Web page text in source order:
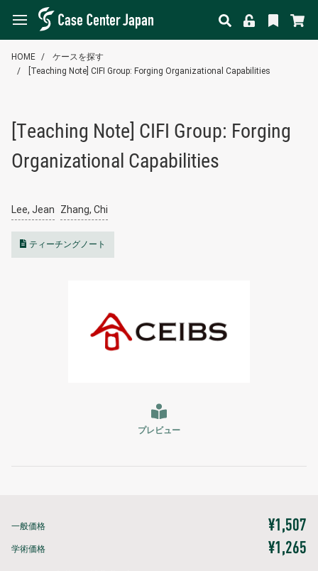
HOME
ケースを探す
[Teaching Note] CIFI Group: Forging Organizational Capabilities
[Teaching Note] CIFI Group: Forging
Organizational Capabilities
Lee, Jean Zhang, Chi
ティーチングノート
プレビュー
一般価格 ¥1,507
学術価格 ¥1,265